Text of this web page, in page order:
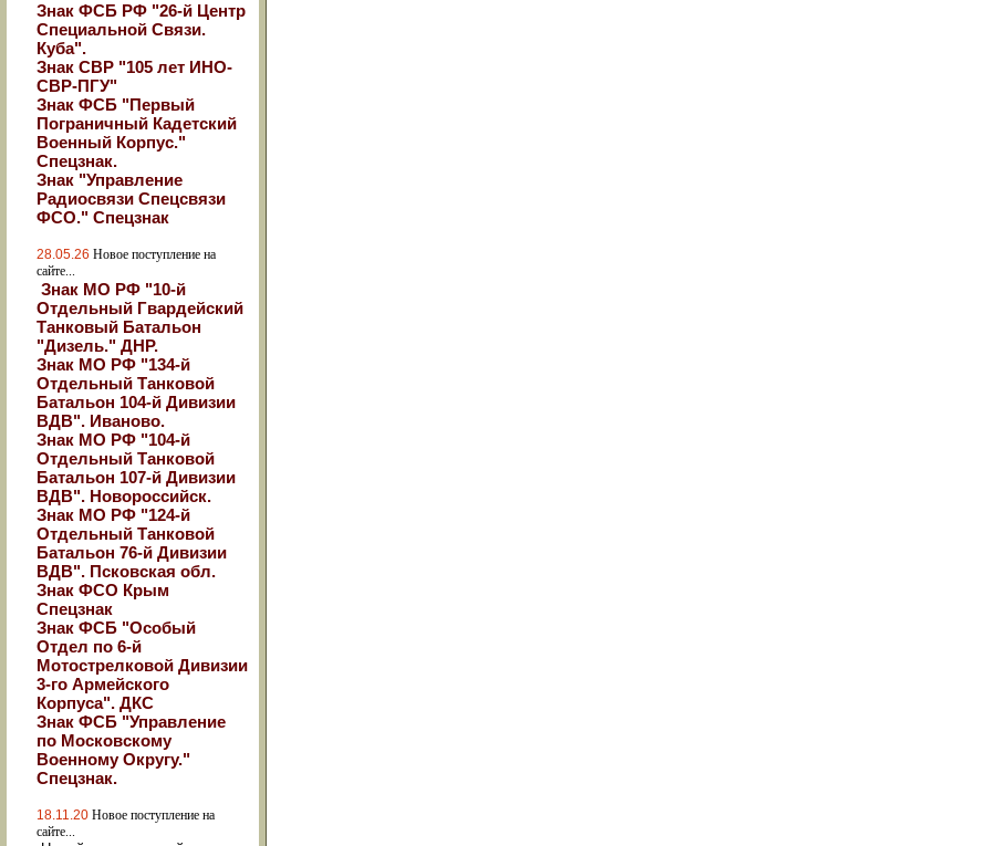
Знак ФСБ РФ "26-й Центр
Специальной Связи.
Куба".
Знак СВР "105 лет ИНО-
СВР-ПГУ"
Знак ФСБ "Первый
Пограничный Кадетский
Военный Корпус."
Спецзнак.
Знак "Управление
Радиосвязи Спецсвязи
ФСО." Спецзнак
28.05.26 Новое поступление на
сайте...
Знак МО РФ "10-й
Отдельный Гвардейский
Танковый Батальон
"Дизель." ДНР.
Знак МО РФ "134-й
Отдельный Танковой
Батальон 104-й Дивизии
ВДВ". Иваново.
Знак МО РФ "104-й
Отдельный Танковой
Батальон 107-й Дивизии
ВДВ". Новороссийск.
Знак МО РФ "124-й
Отдельный Танковой
Батальон 76-й Дивизии
ВДВ". Псковская обл.
Знак ФСО Крым
Спецзнак
Знак ФСБ "Особый
Отдел по 6-й
Мотострелковой Дивизии
3-го Армейского
Корпуса". ДКС
Знак ФСБ "Управление
по Московскому
Военному Округу."
Спецзнак.
18.11.20 Новое поступление на
сайте...